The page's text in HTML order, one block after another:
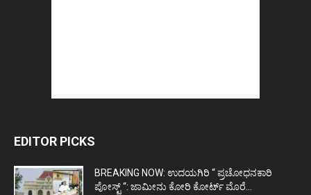
EDITOR PICKS
BREAKING NOW: ಉದಯಗಿರಿ “ ಪ್ರಚೋಧನಕಾರಿ
ಪೋಸ್ಟ್‌ “: ಜಾಮೀನು ಕೋರಿ ಕೋರ್ಟ್‌ ಮೊರೆ...